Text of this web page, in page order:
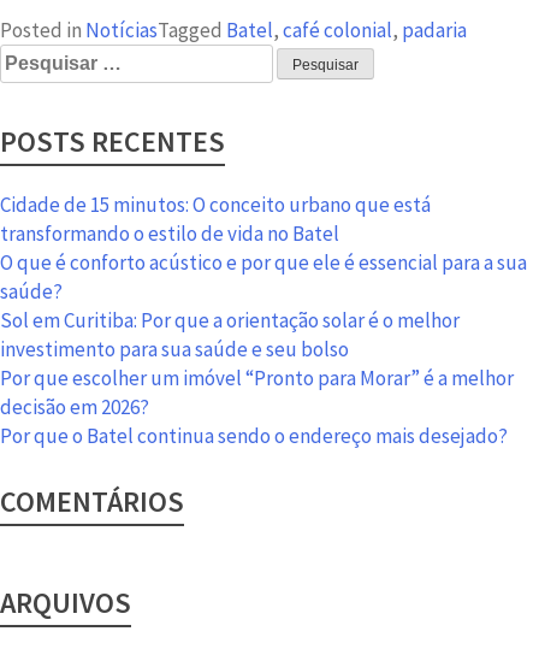
Posted in NotíciasTagged Batel,café colonial, padaria
Pesquisar
por:
POSTS RECENTES
Cidade de 15 minutos: O conceito urbano que está
transformando o estilo de vida no Batel
O que é conforto acústico e por que ele é essencial para a sua
saúde?
Sol em Curitiba: Por que a orientação solar é o melhor
investimento para sua saúde e seu bolso
Por que escolher um imóvel “Pronto para Morar” é a melhor
decisão em 2026?
Por que o Batel continua sendo o endereço mais desejado?
COMENTÁRIOS
ARQUIVOS